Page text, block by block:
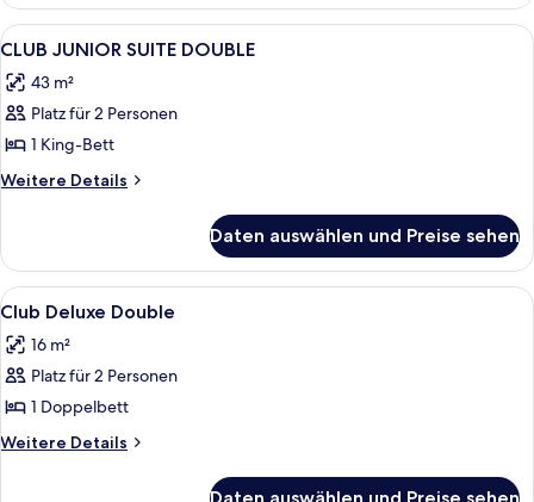
Alle
Fotos
für
CLUB
JUNIOR
SUITE
CLUB JUNIOR SUITE DOUBLE |
4
CLUB JUNIOR SUITE DOUBLE
43 m²
Platz für 2 Personen
1 King-Bett
Weitere Details
Weitere
JUNIOR
SUITE
DOUBLE
Daten auswählen und Preise sehen
Alle
Fotos
für
Club
Deluxe
Double
9
Club Deluxe Double
16 m²
Platz für 2 Personen
1 Doppelbett
Weitere Details
Weitere
Daten auswählen und Preise sehen